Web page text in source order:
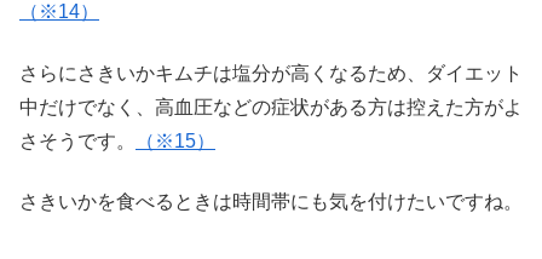
（※14）
さらにさきいかキムチは塩分が高くなるため、ダイエット
中だけでなく、高血圧などの症状がある方は控えた方がよ
さそうです。
（※15）
さきいかを食べるときは時間帯にも気を付けたいですね。